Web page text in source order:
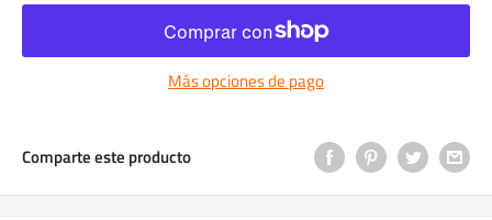
Más opciones de pago
Comparte este producto